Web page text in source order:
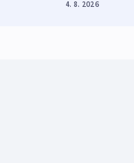
4. 8. 2026